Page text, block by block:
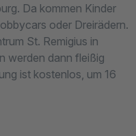
Da kommen Kinder
oder Dreirädern.
St. Remigius in
werden dann fleißig
ist kostenlos, um 16